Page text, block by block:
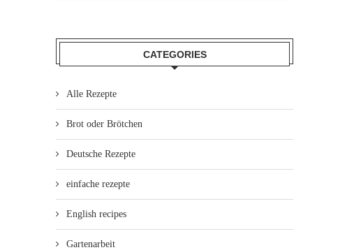
CATEGORIES
Alle Rezepte
Brot oder Brötchen
Deutsche Rezepte
einfache rezepte
English recipes
Gartenarbeit